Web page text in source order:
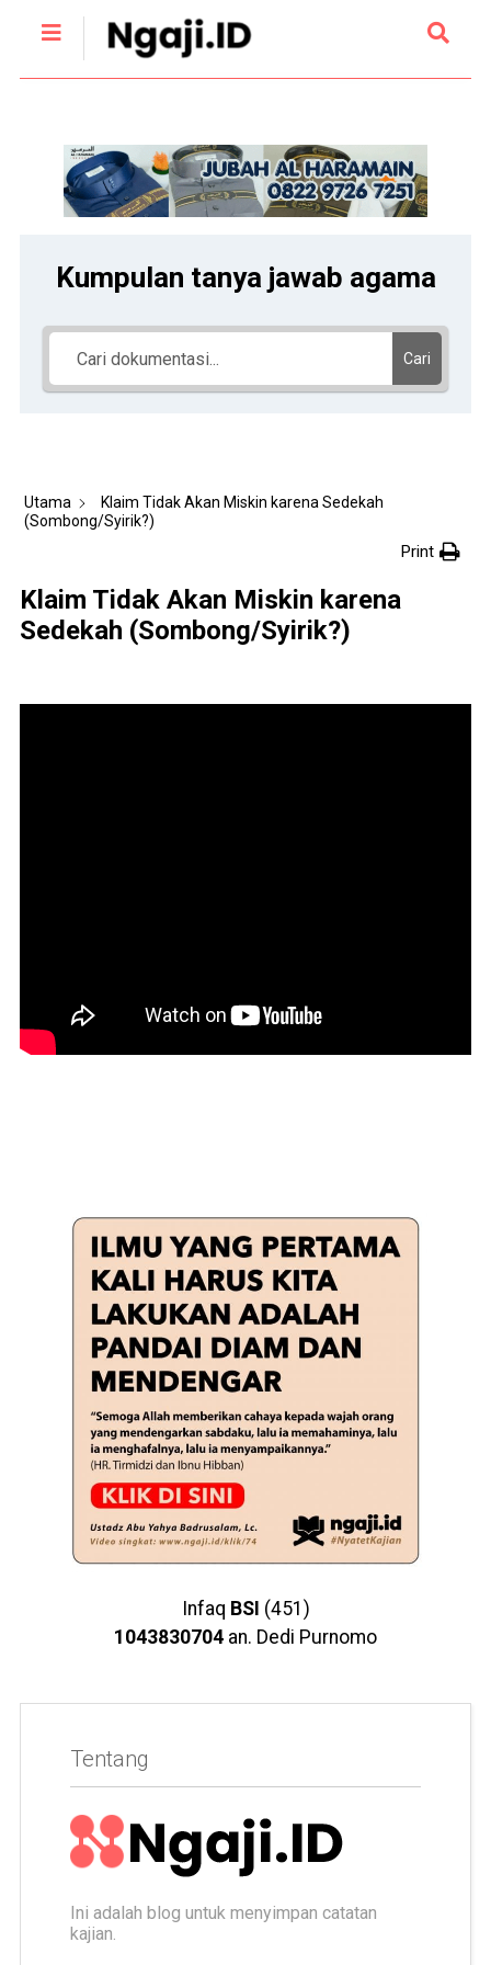
Kumpulan tanya jawab agama
Cari
Utama
Klaim Tidak Akan Miskin karena Sedekah
(Sombong/Syirik?)
Print
Klaim Tidak Akan Miskin karena
Sedekah (Sombong/Syirik?)
Infaq BSI (451)
1043830704 an. Dedi Purnomo
Tentang
Ini adalah blog untuk menyimpan catatan
kajian.